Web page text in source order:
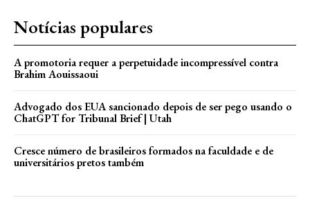
Notícias populares
A promotoria requer a perpetuidade incompressível contra
Brahim Aouissaoui
Advogado dos EUA sancionado depois de ser pego usando o
ChatGPT for Tribunal Brief | Utah
Cresce número de brasileiros formados na faculdade e de
universitários pretos também